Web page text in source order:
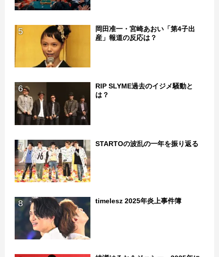
5
岡田准一・宮崎あおい「第4子出
産」報道の反応は？
6
RIP SLYME過去のイジメ騒動と
は？
7 STARTOの波乱の一年を振り返る
8 timelesz 2025年炎上事件簿